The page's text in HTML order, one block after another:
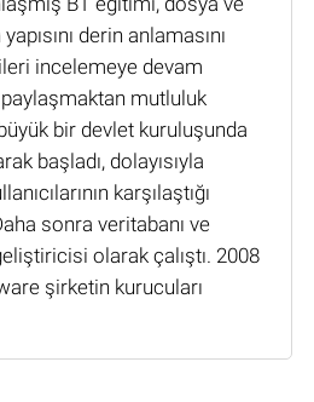
derin anlamasını
incelemeye devam
mutluluk
bir devlet kuruluşunda
başladı, dolayısıyla
karşılaştığı
sonra veritabanı ve
olarak çalıştı. 2008
şirketin kurucuları